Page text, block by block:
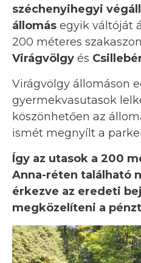
széchenyihegyi
állomás egyik váltóját
200 méteres
Virágvölgy és
Virágvölgy állomáson
gyermekvasutasok
köszönhetően az
ismét megnyílt a
Így az utasok a 200
Anna-réten található
érkezve az eredeti
megközelíteni a